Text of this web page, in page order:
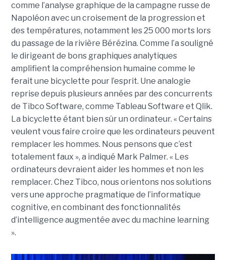
comme l’analyse graphique de la campagne russe de
Napoléon avec un croisement de la progression et
des températures, notamment les 25 000 morts lors
du passage de la rivière Bérézina. Comme l’a souligné
le dirigeant de bons graphiques analytiques
amplifient la compréhension humaine comme le
ferait une bicyclette pour l’esprit. Une analogie
reprise depuis plusieurs années par des concurrents
de Tibco Software, comme Tableau Software et Qlik.
La bicyclette étant bien sûr un ordinateur. « Certains
veulent vous faire croire que les ordinateurs peuvent
remplacer les hommes. Nous pensons que c’est
totalement faux », a indiqué Mark Palmer. « Les
ordinateurs devraient aider les hommes et non les
remplacer. Chez Tibco, nous orientons nos solutions
vers une approche pragmatique de l’informatique
cognitive, en combinant des fonctionnalités
d’intelligence augmentée avec du machine learning
».